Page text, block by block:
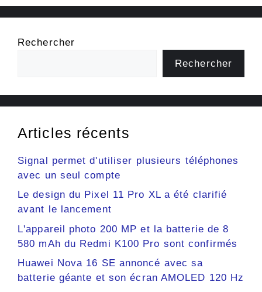
Rechercher
Rechercher
Articles récents
Signal permet d'utiliser plusieurs téléphones
avec un seul compte
Le design du Pixel 11 Pro XL a été clarifié
avant le lancement
L'appareil photo 200 MP et la batterie de 8
580 mAh du Redmi K100 Pro sont confirmés
Huawei Nova 16 SE annoncé avec sa
batterie géante et son écran AMOLED 120 Hz